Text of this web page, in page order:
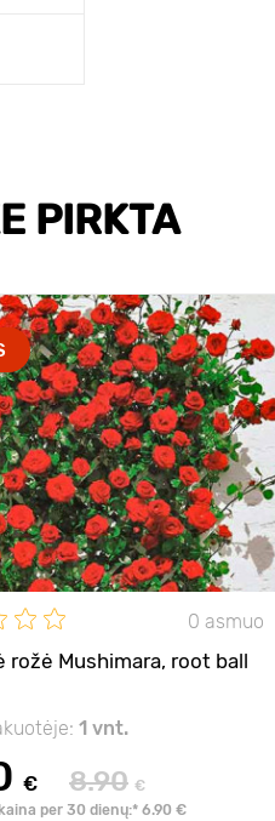
PIRKTA
0 asmuo
rožė Mushimara, root ball
1 vnt.
€ 8.90 €
per 30 dienų:* 6.90 €